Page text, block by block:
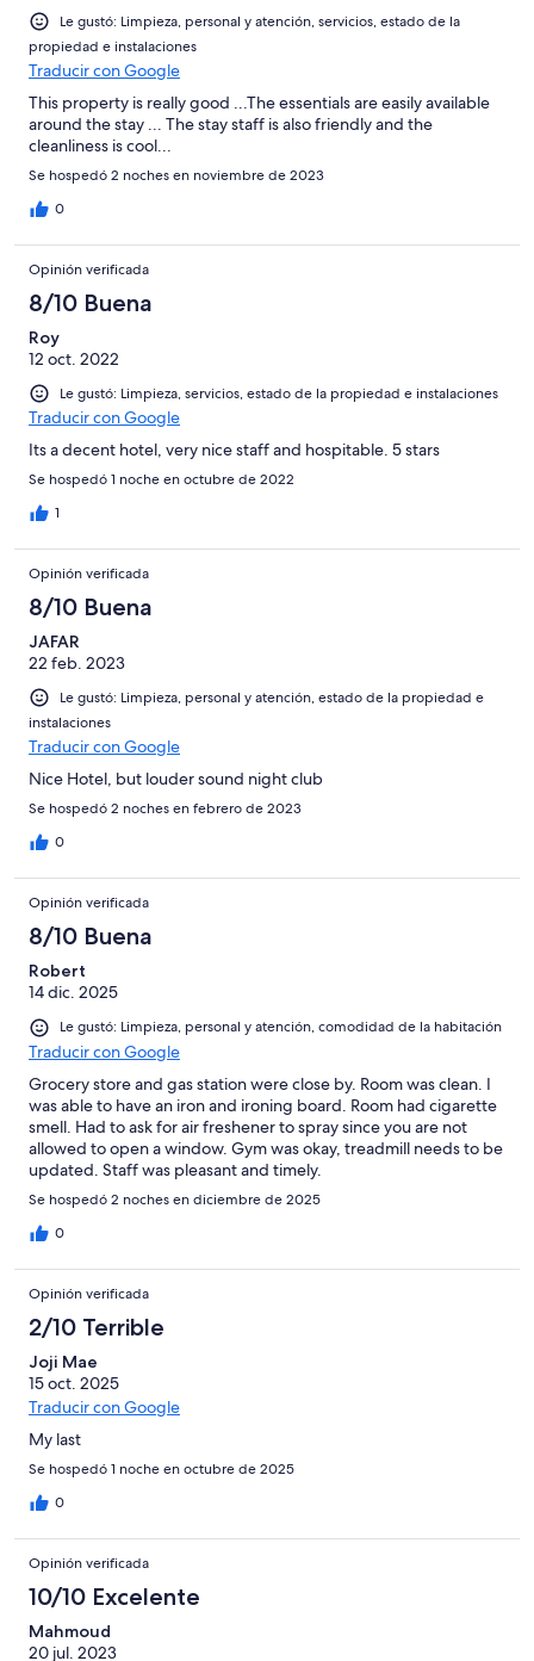
Le gustó: Limpieza, personal y atención, servicios, estado de la
propiedad e instalaciones
Traducir con Google
This property is really good ...The essentials are easily available
around the stay ... The stay staff is also friendly and the
cleanliness is cool...
Se hospedó 2 noches en noviembre de 2023
0
Opinión verificada
8/10 Buena
Roy
12 oct. 2022
Le gustó: Limpieza, servicios, estado de la propiedad e instalaciones
Traducir con Google
Its a decent hotel, very nice staff and hospitable. 5 stars
Se hospedó 1 noche en octubre de 2022
1
Opinión verificada
8/10 Buena
JAFAR
22 feb. 2023
Le gustó: Limpieza, personal y atención, estado de la propiedad e
instalaciones
Traducir con Google
Nice Hotel, but louder sound night club
Se hospedó 2 noches en febrero de 2023
0
Opinión verificada
8/10 Buena
Robert
14 dic. 2025
Le gustó: Limpieza, personal y atención, comodidad de la habitación
Traducir con Google
Grocery store and gas station were close by. Room was clean. I
was able to have an iron and ironing board. Room had cigarette
smell. Had to ask for air freshener to spray since you are not
allowed to open a window. Gym was okay, treadmill needs to be
updated. Staff was pleasant and timely.
Se hospedó 2 noches en diciembre de 2025
0
Opinión verificada
2/10 Terrible
Joji Mae
15 oct. 2025
Traducir con Google
My last
Se hospedó 1 noche en octubre de 2025
0
Opinión verificada
10/10 Excelente
Mahmoud
20 jul. 2023